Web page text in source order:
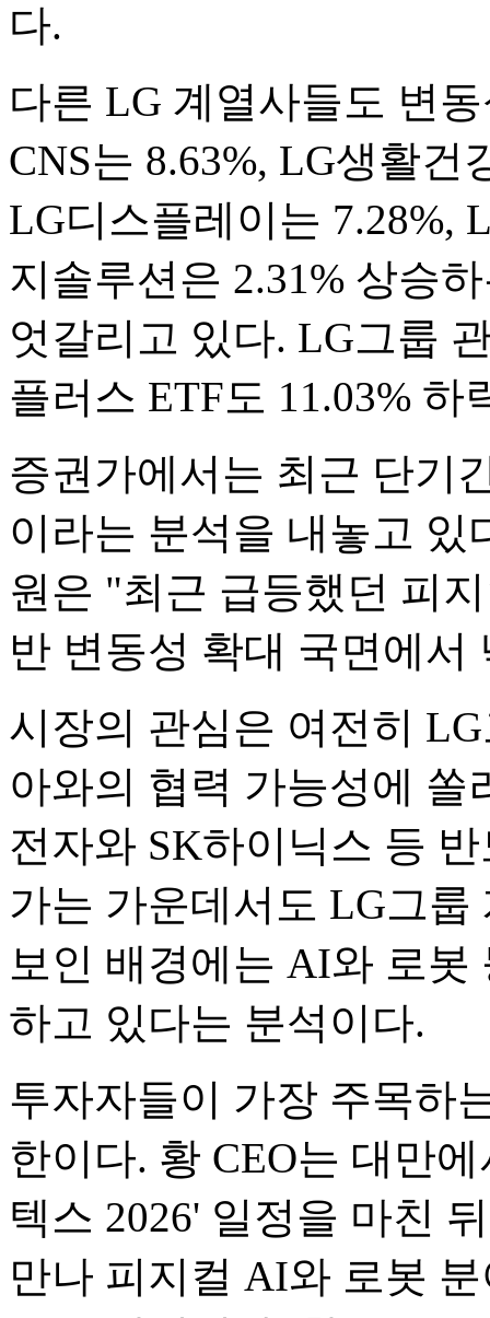
다.
다른 LG 계열사들도 변
CNS는 8.63%, LG생활건
LG디스플레이는 7.28%,
지솔루션은 2.31% 상승
엇갈리고 있다. LG그룹
플러스 ETF도 11.03% 하
증권가에서는 최근 단기
이라는 분석을 내놓고 있
원은 "최근 급등했던 피
반 변동성 확대 국면에
시장의 관심은 여전히
아와의 협력 가능성에 쏠
전자와 SK하이닉스 등
가는 가운데서도 LG그
보인 배경에는 AI와 로봇
하고 있다는 분석이다.
투자자들이 가장 주목하
한이다. 황 CEO는 대만
텍스 2026' 일정을 마친
만나 피지컬 AI와 로봇